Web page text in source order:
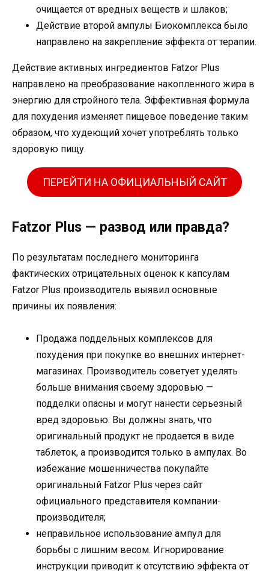
очищается от вредных веществ и шлаков;
Действие второй ампулы Биокомплекса было
направлено на закрепление эффекта от терапии.
Действие активных ингредиентов Fatzor Plus
направлено на преобразование накопленного жира в
энергию для стройного тела. Эффективная формула
для похудения изменяет пищевое поведение таким
образом, что худеющий хочет употреблять только
здоровую пищу.
ПЕРЕЙТИ НА ОФИЦИАЛЬНЫЙ САЙТ
Fatzor Plus — развод или правда?
По результатам последнего мониторинга
фактических отрицательных оценок к капсулам
Fatzor Plus производитель выявил основные
причины их появления:
Продажа поддельных комплексов для
похудения при покупке во внешних интернет-
магазинах. Производитель советует уделять
больше внимания своему здоровью —
подделки опасны и могут нанести серьезный
вред здоровью. Вы должны знать, что
оригинальный продукт не продается в виде
таблеток, а производится только в ампулах. Во
избежание мошенничества покупайте
оригинальный Fatzor Plus через сайт
официального представителя компании-
производителя;
неправильное использование ампул для
борьбы с лишним весом. Игнорирование
инструкции приводит к отсутствию эффекта от